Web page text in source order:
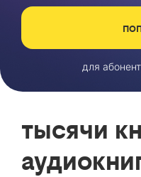
для
тысячи